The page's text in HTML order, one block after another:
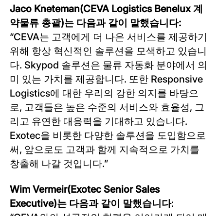
Jaco Kneteman(CEVA Logistics Benelux 계
약물류 총괄)는 다음과 같이 말했습니다:
“CEVA는 고객에게 더 나은 서비스를 제공하기
위해 항상 혁신적인 솔루션을 모색하고 있습니
다. Skypod 솔루션은 물류 자동화 분야에서 의
미 있는 가치를 제공합니다. 또한 Responsive
Logistics에 대한 우리의 강한 의지를 바탕으
로, 고객들은 높은 수준의 서비스와 효율성, 그
리고 유연한 대응력을 기대하고 있습니다.
Exotec을 비롯한 다양한 솔루션을 도입함으로
써, 앞으로도 고객과 함께 지속적으로 가치를
창출해 나갈 것입니다.”
Wim Vermeir(Exotec Senior Sales
Executive)는 다음과 같이 말했습니다: